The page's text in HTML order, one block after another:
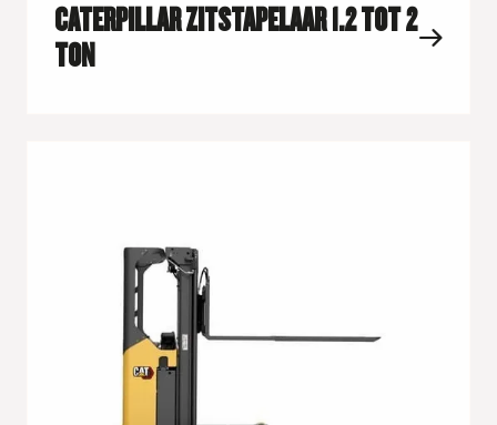
CATERPILLAR ZITSTAPELAAR 1.2 TOT 2
TON